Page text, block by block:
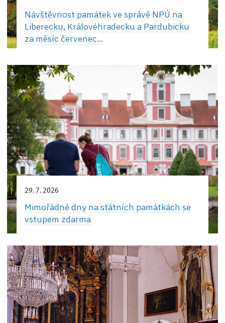
Návštěvnost památek ve správě NPÚ na
Liberecku, Královéhradecku a Pardubicku
za měsíc červenec...
29. 7. 2026
Mimořádné dny na státních památkách se
vstupem zdarma